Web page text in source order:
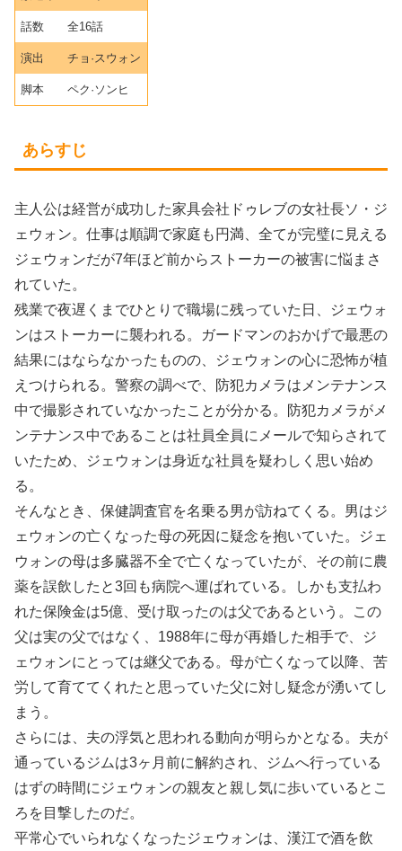
話数 全16話
演出 チョ·スウォン
脚本 ペク·ソンヒ
あらすじ
主人公は経営が成功した家具会社ドゥレブの女社長ソ・ジ
ェウォン。仕事は順調で家庭も円満、全てが完璧に見える
ジェウォンだが7年ほど前からストーカーの被害に悩まさ
れていた。
残業で夜遅くまでひとりで職場に残っていた日、ジェウォ
ンはストーカーに襲われる。ガードマンのおかげで最悪の
結果にはならなかったものの、ジェウォンの心に恐怖が植
えつけられる。警察の調べで、防犯カメラはメンテナンス
中で撮影されていなかったことが分かる。防犯カメラがメ
ンテナンス中であることは社員全員にメールで知らされて
いたため、ジェウォンは身近な社員を疑わしく思い始め
る。
そんなとき、保健調査官を名乗る男が訪ねてくる。男はジ
ェウォンの亡くなった母の死因に疑念を抱いていた。ジェ
ウォンの母は多臓器不全で亡くなっていたが、その前に農
薬を誤飲したと3回も病院へ運ばれている。しかも支払わ
れた保険金は5億、受け取ったのは父であるという。この
父は実の父ではなく、1988年に母が再婚した相手で、ジ
ェウォンにとっては継父である。母が亡くなって以降、苦
労して育ててくれたと思っていた父に対し疑念が湧いてし
まう。
さらには、夫の浮気と思われる動向が明らかとなる。夫が
通っているジムは3ヶ月前に解約され、ジムへ行っている
はずの時間にジェウォンの親友と親し気に歩いているとこ
ろを目撃したのだ。
平常心でいられなくなったジェウォンは、漢江で酒を飲